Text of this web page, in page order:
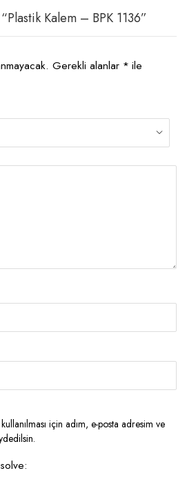
Kalem – BPK 1136”
Gerekli alanlar * ile
için adım, e-posta adresim ve